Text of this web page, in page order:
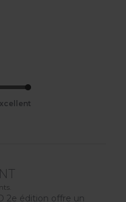
2e édition offre un